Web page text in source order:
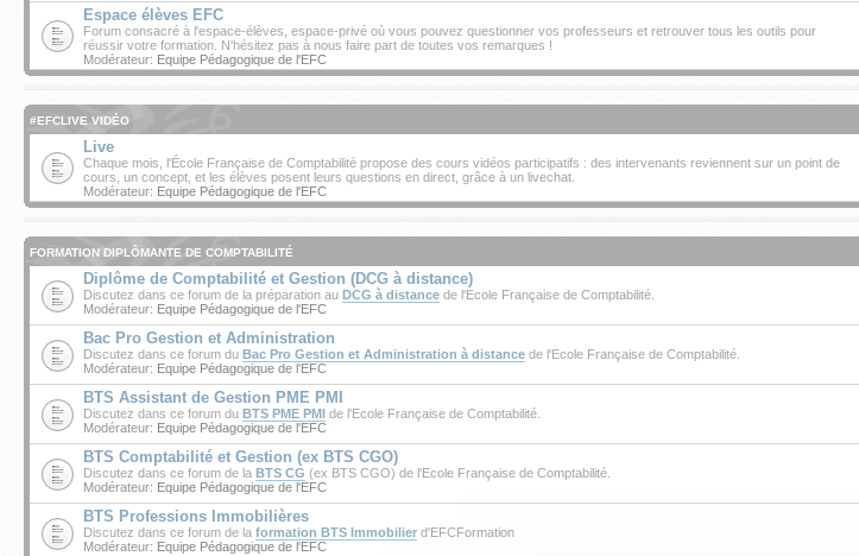
Espace élèves EFC
Forum consacré à l'espace-élèves, espace-privé où vous pouvez questionner vos professeurs et retrouver tous les outils pour
réussir votre formation. N'hésitez pas à nous faire part de toutes vos remarques !
Modérateur: Equipe Pédagogique de l'EFC
#EFCLIVE VIDÉO
Live
Chaque mois, l'École Française de Comptabilité propose des cours vidéos participatifs : des intervenants reviennent sur un point de
cours, un concept, et les élèves posent leurs questions en direct, grâce à un livechat.
Modérateur: Equipe Pédagogique de l'EFC
FORMATION DIPLÔMANTE DE COMPTABILITÉ
Diplôme de Comptabilité et Gestion (DCG à distance)
Discutez dans ce forum de la préparation au DCG à distance de l'Ecole Française de Comptabilité.
Modérateur: Equipe Pédagogique de l'EFC
Bac Pro Gestion et Administration
Discutez dans ce forum du Bac Pro Gestion et Administration à distance de l'Ecole Française de Comptabilité.
Modérateur: Equipe Pédagogique de l'EFC
BTS Assistant de Gestion PME PMI
Discutez dans ce forum du BTS PME PMI de l'Ecole Française de Comptabilité.
Modérateur: Equipe Pédagogique de l'EFC
BTS Comptabilité et Gestion (ex BTS CGO)
Discutez dans ce forum de la BTS CG (ex BTS CGO) de l'Ecole Française de Comptabilité.
Modérateur: Equipe Pédagogique de l'EFC
BTS Professions Immobilières
Discutez dans ce forum de la formation BTS Immobilier d'EFCFormation
Modérateur: Equipe Pédagogique de l'EFC